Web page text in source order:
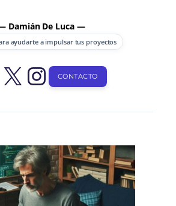
Damián De Luca —
ayudarte a impulsar tus proyectos
X Instagram
CONTACTO